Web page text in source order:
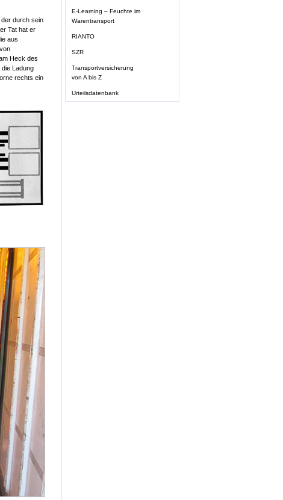
durch sein
Tat hat er
aus
Heck des
Ladung
rechts ein
E-Learning – Feuchte im
Warentransport
RIANTO
SZR
Transportversicherung
von A bis Z
Urteilsdatenbank